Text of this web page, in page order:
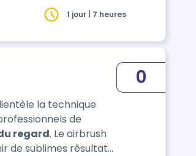
…
1 jour | 7 heures
la technique
de
regard. Le airbrush
de sublimes résultats
0